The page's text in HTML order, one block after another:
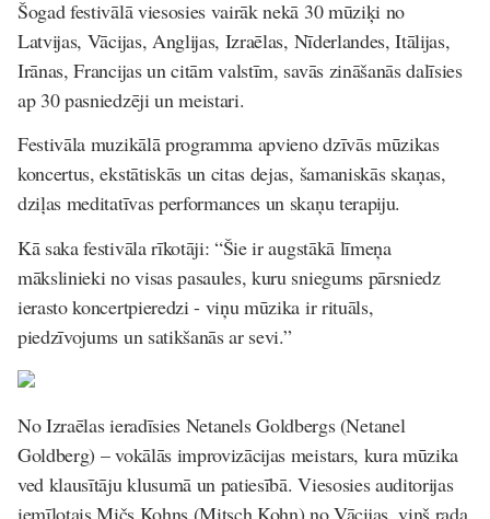
Šogad festivālā viesosies vairāk nekā 30 mūziķi no
Latvijas, Vācijas, Anglijas, Izraēlas, Nīderlandes, Itālijas,
Irānas, Francijas un citām valstīm, savās zināšanās dalīsies
ap 30 pasniedzēji un meistari.
Festivāla muzikālā programma apvieno dzīvās mūzikas
koncertus, ekstātiskās un citas dejas, šamaniskās skaņas,
dziļas meditatīvas performances un skaņu terapiju.
Kā saka festivāla rīkotāji: “Šie ir augstākā līmeņa
mākslinieki no visas pasaules, kuru sniegums pārsniedz
ierasto koncertpieredzi - viņu mūzika ir rituāls,
piedzīvojums un satikšanās ar sevi.”
No Izraēlas ieradīsies Netanels Goldbergs (Netanel
Goldberg) – vokālās improvizācijas meistars, kura mūzika
ved klausītāju klusumā un patiesībā. Viesosies auditorijas
iemīļotaisMičs Kohns(Mitsch Kohn)no Vācijas, viņš rada